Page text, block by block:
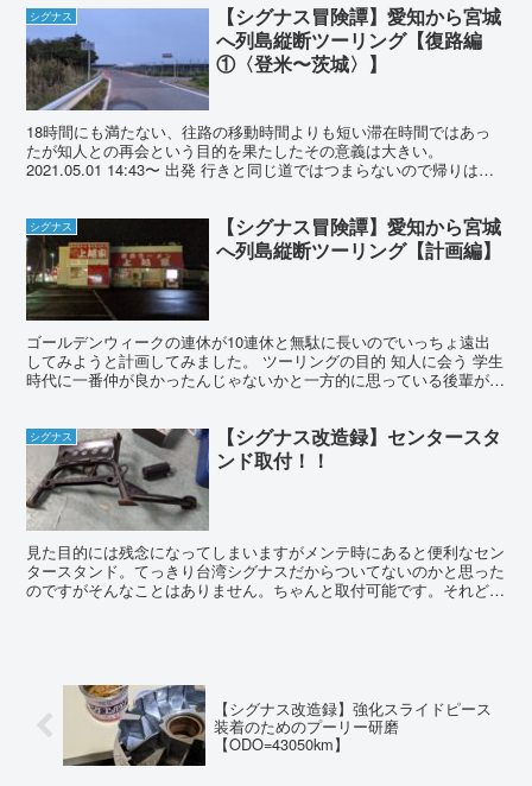
シグナス
【シグナス冒険譚】愛知から宮城
へ列島縦断ツーリング【復路編
①〈登米〜茨城〉】
18時間にも満たない、往路の移動時間よりも短い滞在時間ではあっ
たが知人との再会という目的を果たしたその意義は大きい。
2021.05.01 14:43〜 出発 行きと同じ道ではつまらないので帰りは違
シグナス
【シグナス冒険譚】愛知から宮城
へ列島縦断ツーリング【計画編】
ゴールデンウィークの連休が10連休と無駄に長いのでいっちょ遠出
してみようと計画してみました。 ツーリングの目的 知人に会う 学生
時代に一番仲が良かったんじゃないかと一方的に思っている後輩が宮
シグナス
【シグナス改造録】センタースタ
ンド取付！！
見た目的には残念になってしまいますがメンテ時にあると便利なセン
タースタンド。てっきり台湾シグナスだからついてないのかと思った
のですがそんなことはありません。ちゃんと取付可能です。それどこ
【シグナス改造録】強化スライドピース
装着のためのプーリー研磨
【ODO=43050km】